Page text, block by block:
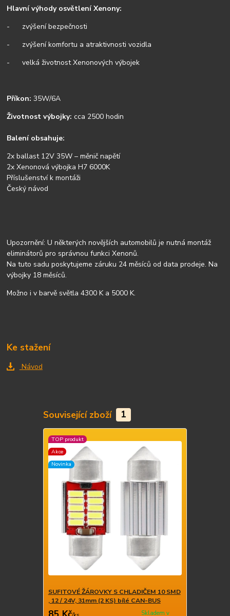
Hlavní výhody osvětlení Xenony:
- zvýšení bezpečnosti
- zvýšení komfortu a atraktivnosti vozidla
- velká životnost Xenonových výbojek
Příkon: 35W/6A
Životnost výbojky: cca 2500 hodin
Balení obsahuje:
2x ballast 12V 35W – měnič napětí
2x Xenonová výbojka H7 6000K
Příslušenství k montáži
Český návod
Upozornění: U některých novějších automobilů je nutná montáž
eliminátorů pro správnou funkci Xenonů.
Na tuto sadu poskytujeme záruku 24 měsíců od data prodeje. Na
výbojky 18 měsíců.
Možno i v barvě světla 4300 K a 5000 K.
Ke stažení
Návod
Související zboží 1
TOP produkt
Akce
Novinka
SUFITOVÉ ŽÁROVKY S CHLADIČEM 10 SMD
, 12 / 24V, 31mm (2 KS) bílé CAN-BUS
Skladem v